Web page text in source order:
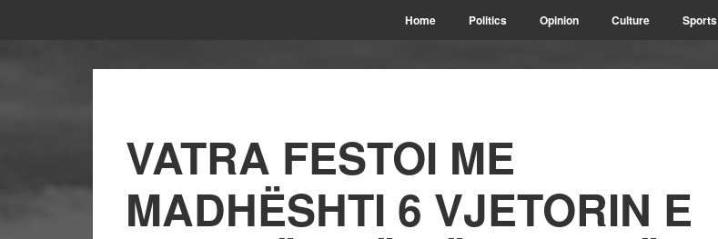
Home Politics Opinion Culture Sports
VATRA FESTOI ME
MADHËSHTI 6 VJETORIN E